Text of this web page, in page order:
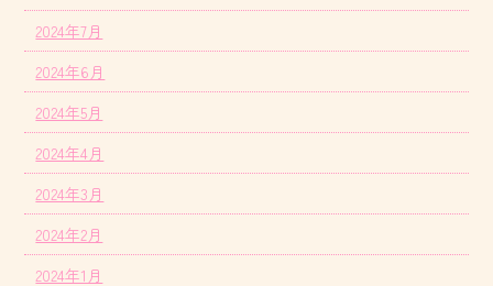
2024年7月
2024年6月
2024年5月
2024年4月
2024年3月
2024年2月
2024年1月